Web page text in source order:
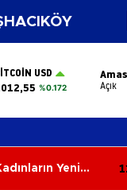
USD
%0.172 Açık
Yeni